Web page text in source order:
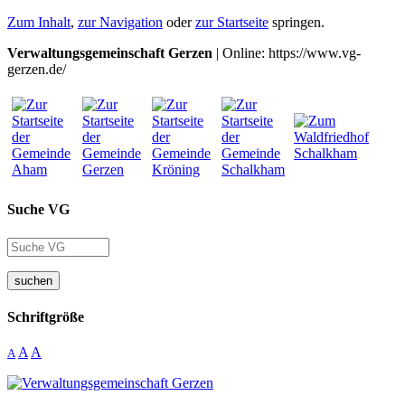
Zum Inhalt, zur Navigation oderzur Startseite springen.
Verwaltungsgemeinschaft Gerzen | Online: https://www.vg-
gerzen.de/
Suche VG
suchen
Schriftgröße
A A A